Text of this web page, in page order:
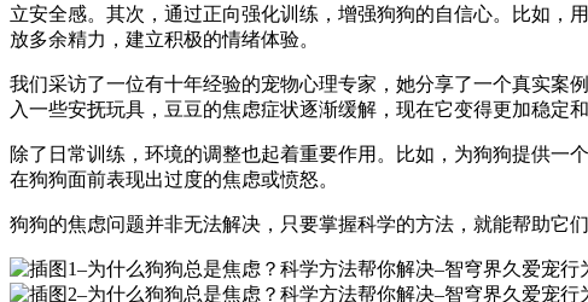
立安全感。其次，通过正向强化训练，增强狗狗的自信心。比如，
放多余精力，建立积极的情绪体验。
我们采访了一位有十年经验的宠物心理专家，她分享了一个真实案
入一些安抚玩具，豆豆的焦虑症状逐渐缓解，现在它变得更加稳定和
除了日常训练，环境的调整也起着重要作用。比如，为狗狗提供
在狗狗面前表现出过度的焦虑或愤怒。
狗狗的焦虑问题并非无法解决，只要掌握科学的方法，就能帮助它